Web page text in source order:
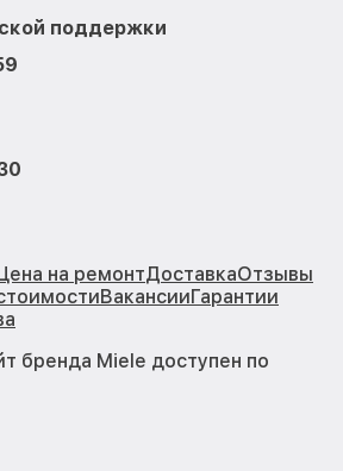
поддержки
на ремонтДоставкаОтзывы
ВакансииГарантии
бренда Miele доступен по